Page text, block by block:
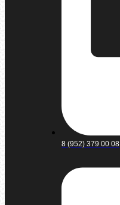
8 (952) 379 00 08